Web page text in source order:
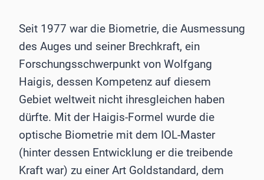
Seit 1977 war die Biometrie, die Ausmessung
des Auges und seiner Brechkraft, ein
Forschungsschwerpunkt von Wolfgang
Haigis, dessen Kompetenz auf diesem
Gebiet weltweit nicht ihresgleichen haben
dürfte. Mit der Haigis-Formel wurde die
optische Biometrie mit dem IOL-Master
(hinter dessen Entwicklung er die treibende
Kraft war) zu einer Art Goldstandard, dem